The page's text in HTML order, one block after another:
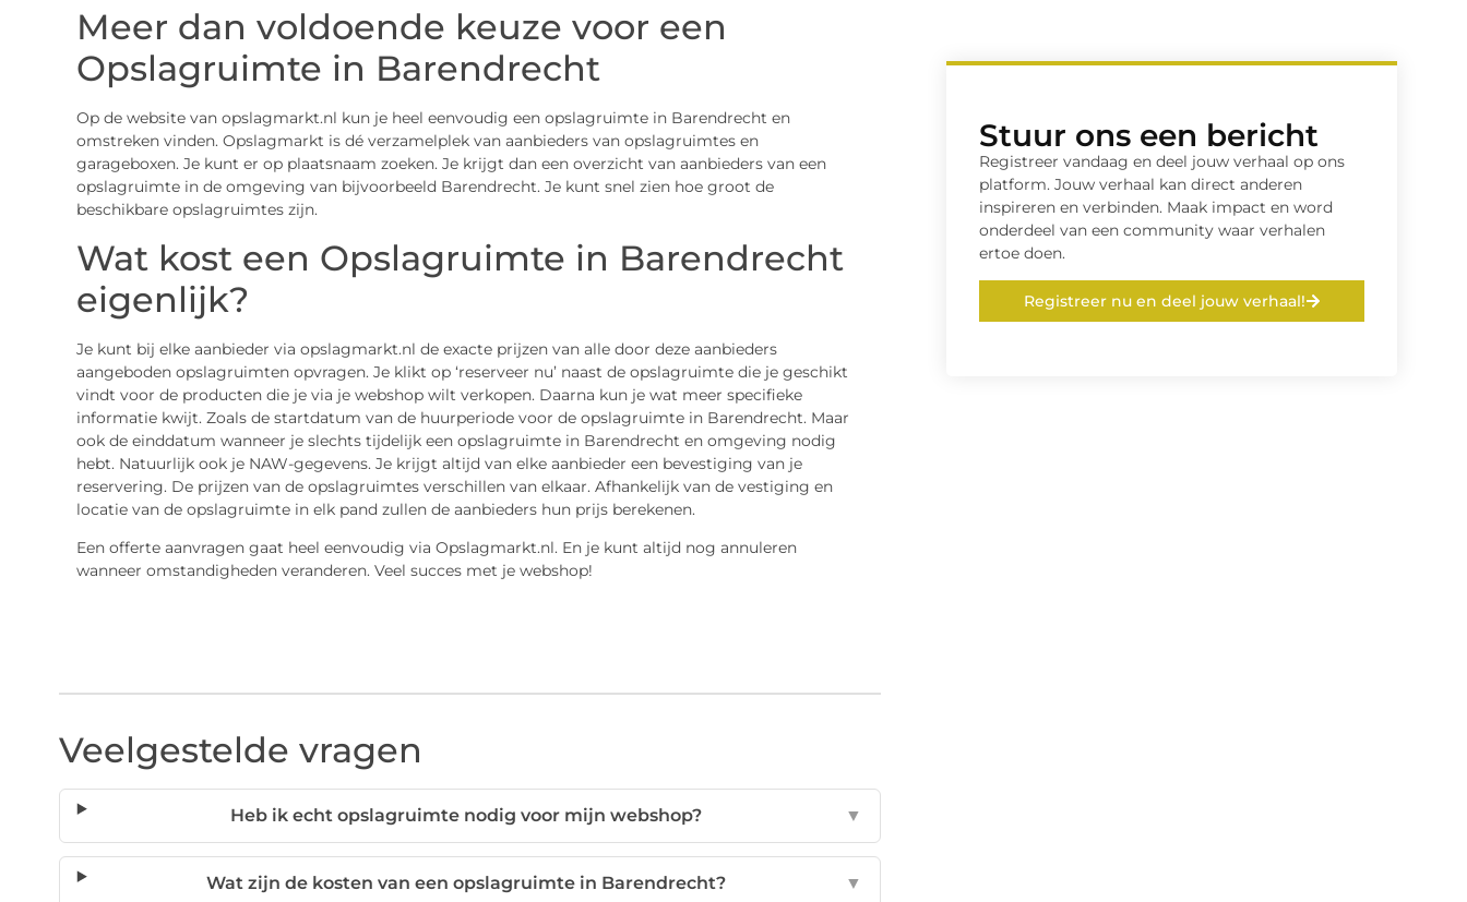
Meer dan voldoende keuze voor een
Opslagruimte in Barendrecht
Op de website van opslagmarkt.nl kun je heel eenvoudig een opslagruimte in Barendrecht en
omstreken vinden. Opslagmarkt is dé verzamelplek van aanbieders van opslagruimtes en
garageboxen. Je kunt er op plaatsnaam zoeken. Je krijgt dan een overzicht van aanbieders van een
opslagruimte in de omgeving van bijvoorbeeld Barendrecht. Je kunt snel zien hoe groot de
beschikbare opslagruimtes zijn.
Wat kost een Opslagruimte in Barendrecht
eigenlijk?
Je kunt bij elke aanbieder via opslagmarkt.nl de exacte prijzen van alle door deze aanbieders
aangeboden opslagruimten opvragen. Je klikt op ‘reserveer nu’ naast de opslagruimte die je geschikt
vindt voor de producten die je via je webshop wilt verkopen. Daarna kun je wat meer specifieke
informatie kwijt. Zoals de startdatum van de huurperiode voor de opslagruimte in Barendrecht. Maar
ook de einddatum wanneer je slechts tijdelijk een opslagruimte in Barendrecht en omgeving nodig
hebt. Natuurlijk ook je NAW-gegevens. Je krijgt altijd van elke aanbieder een bevestiging van je
reservering. De prijzen van de opslagruimtes verschillen van elkaar. Afhankelijk van de vestiging en
locatie van de opslagruimte in elk pand zullen de aanbieders hun prijs berekenen.
Een offerte aanvragen gaat heel eenvoudig via Opslagmarkt.nl. En je kunt altijd nog annuleren
wanneer omstandigheden veranderen. Veel succes met je webshop!
Veelgestelde vragen
Heb ik echt opslagruimte nodig voor mijn webshop? ▼
Wat zijn de kosten van een opslagruimte in Barendrecht? ▼
Stuur ons een bericht
Registreer vandaag en deel jouw verhaal op ons
platform. Jouw verhaal kan direct anderen
inspireren en verbinden. Maak impact en word
onderdeel van een community waar verhalen
ertoe doen.
Registreer nu en deel jouw verhaal!